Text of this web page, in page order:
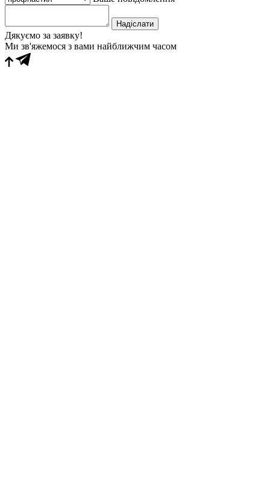
Надіслати
Дякуємо за заявку!
Ми зв'яжемося з вами найближчим часом